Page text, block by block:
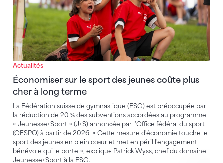
Actualités
Économiser sur le sport des jeunes coûte plus
cher à long terme
La Fédération suisse de gymnastique (FSG) est préoccupée par
la réduction de 20 % des subventions accordées au programme
« Jeunesse+Sport » (J+S) annoncée par l'Office fédéral du sport
(OFSPO) à partir de 2026. « Cette mesure d'économie touche le
sport des jeunes en plein cœur et met en péril l'engagement
bénévole qui le porte », explique Patrick Wyss, chef du domaine
Jeunesse+Sport à la FSG.